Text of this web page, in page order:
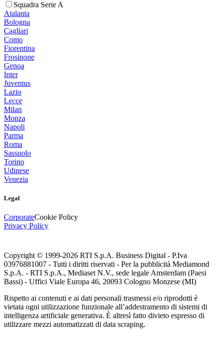
Squadra Serie A
Atalanta
Bologna
Cagliari
Como
Fiorentina
Frosinone
Genoa
Inter
Juventus
Lazio
Lecce
Milan
Monza
Napoli
Parma
Roma
Sassuolo
Torino
Udinese
Venezia
Legal
CorporateCookie Policy
Privacy Policy
Copyright © 1999-2026 RTI S.p.A. Business Digital - P.Iva
03976881007 - Tutti i diritti riservati - Per la pubblicità Mediamond
S.p.A. - RTI S.p.A., Mediaset N.V., sede legale Amsterdam (Paesi
Bassi) - Uffici Viale Europa 46, 20093 Cologno Monzese (MI)
Rispetto ai contenuti e ai dati personali trasmessi e/o riprodotti è
vietata ogni utilizzazione funzionale all’addestramento di sistemi di
intelligenza artificiale generativa. È altresì fatto divieto espresso di
utilizzare mezzi automatizzati di data scraping.